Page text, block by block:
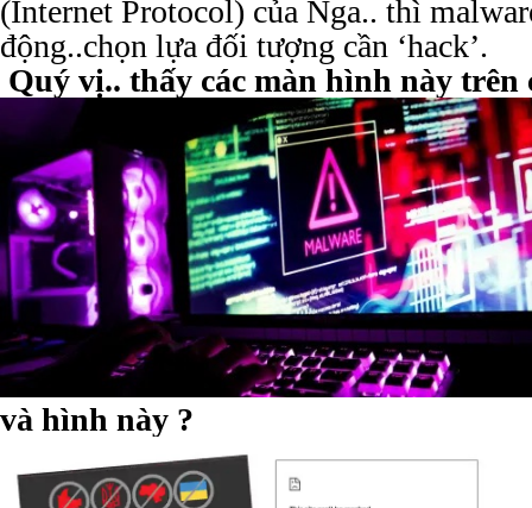
(Internet Protocol) của Nga.. thì
động..chọn lựa đối tượng cần ‘hack’.
Quý vị.. thấy các màn hình này trên
và hình này ?